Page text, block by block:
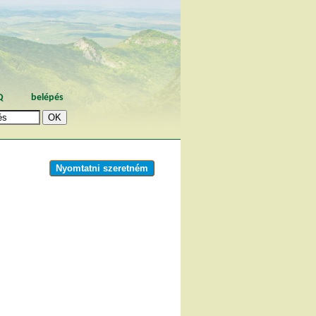
belépés
Nyomtatni szeretném